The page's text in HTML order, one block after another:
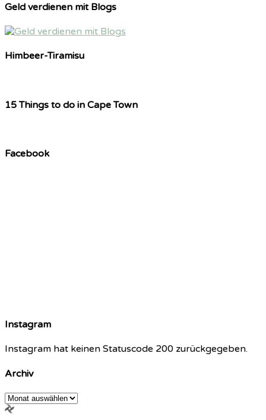
Geld verdienen mit Blogs
Himbeer-Tiramisu
15 Things to do in Cape Town
Facebook
Instagram
Instagram hat keinen Statuscode 200 zurückgegeben.
Archiv
Archiv